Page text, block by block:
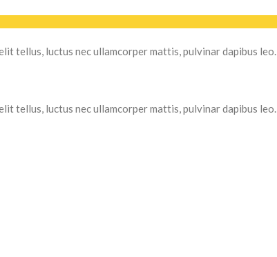
tellus, luctus nec ullamcorper mattis, pulvinar dapibus leo.
tellus, luctus nec ullamcorper mattis, pulvinar dapibus leo.